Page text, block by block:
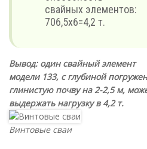
свайных элементов:
706,5х6=4,2 т.
Вывод: один свайный элемент
модели 133, с глубиной
глинистую почву на 2-2,5 м,
выдержать нагрузку в 4,2 т.
Винтовые сваи